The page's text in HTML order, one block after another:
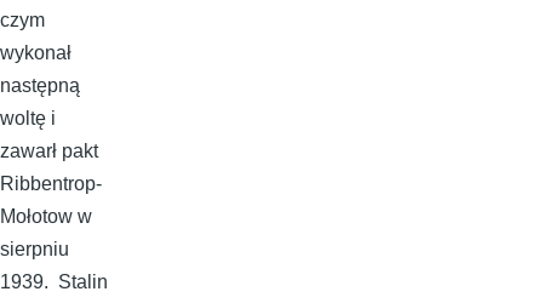
czym
wykonał
następną
woltę i
zawarł pakt
Ribbentrop-
Mołotow w
sierpniu
1939. Stalin